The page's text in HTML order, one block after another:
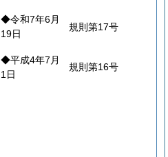
◆令和7年6月
19日
規則第17号
◆平成4年7月
1日
規則第16号